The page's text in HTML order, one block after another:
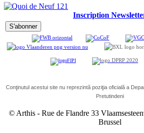
Inscription
Conţinutul acestui site nu reprezintă poziţia oficială a
Pretutindeni
© Arthis -Rue de Flandre 33
Brussel